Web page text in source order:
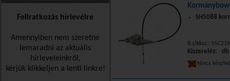
Feliratkozás hírlevélre
Amennyiben nem szeretne
lemaradni az aktuális
hírleveleinkről,
kérjük klikkeljen a lenti linkre!
SH5088
B.cikksz.:
Kiszerelés: db
Nincs